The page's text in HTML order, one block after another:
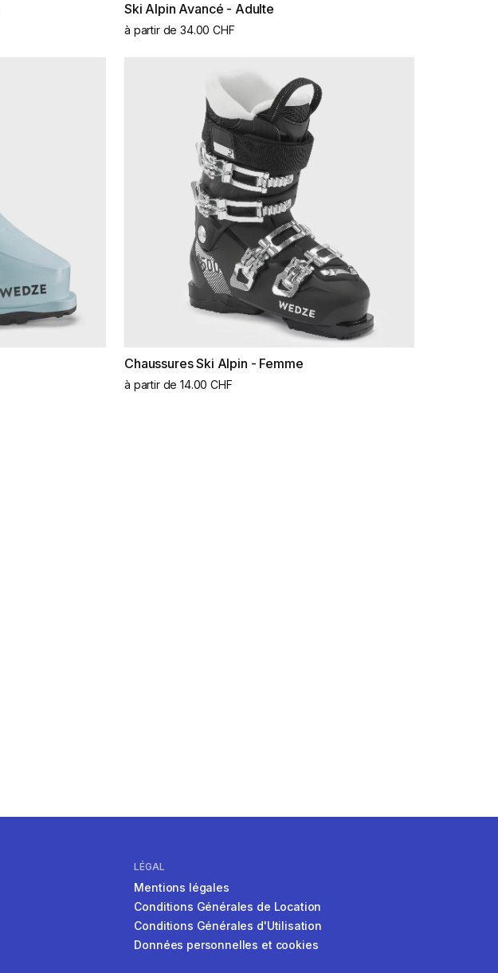
Ski Alpin Avancé - Adulte
à partir de 34.00 CHF
Chaussures Ski Alpin - Femme
à partir de 14.00 CHF
LÉGAL
Mentions légales
Conditions Générales de Location
Conditions Générales d'Utilisation
Données personnelles et cookies